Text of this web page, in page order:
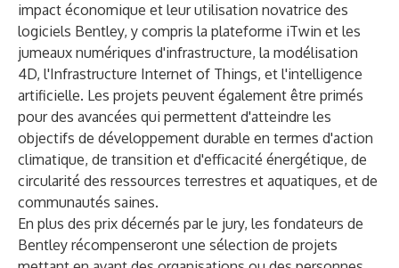
impact économique et leur utilisation novatrice des
logiciels Bentley, y compris la plateforme iTwin et les
jumeaux numériques d'infrastructure, la modélisation
4D, l'Infrastructure Internet of Things, et l'intelligence
artificielle. Les projets peuvent également être primés
pour des avancées qui permettent d'atteindre les
objectifs de développement durable en termes d'action
climatique, de transition et d'efficacité énergétique, de
circularité des ressources terrestres et aquatiques, et de
communautés saines.
En plus des prix décernés par le jury, les fondateurs de
Bentley récompenseront une sélection de projets